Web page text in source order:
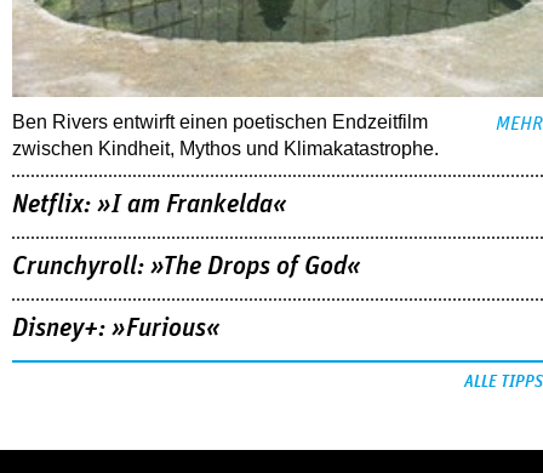
Ben Rivers entwirft einen poetischen Endzeitfilm
zwischen Kindheit, Mythos und Klimakatastrophe.
MEHR
Netflix: »I am Frankelda«
Crunchyroll: »The Drops of God«
Disney+: »Furious«
ALLE TIPPS